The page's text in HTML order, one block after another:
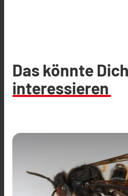
Das könnte
interessieren